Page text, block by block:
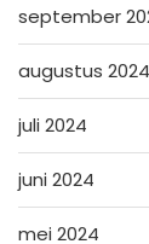
september
augustus 2024
juli 2024
juni 2024
mei 2024